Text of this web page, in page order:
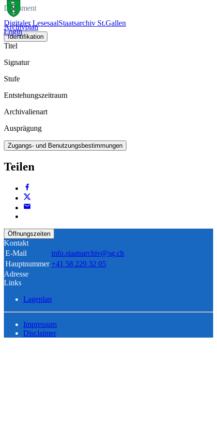
Digitaler LesesaalStaatsarchiv St.Gallen
Login
Dokument
Archivplan
Identifikation
Titel
Signatur
Stufe
Entstehungszeitraum
Archivalienart
Ausprägung
Zugangs- und Benutzungsbestimmungen
Teilen
Öffnungszeiten
Kontakt
E-Mail
info.staatsarchiv@sg.ch
Hauptnummer +41 58 229 32 05
Adresse
Links
Lageplan
Impressum
Disclaimer